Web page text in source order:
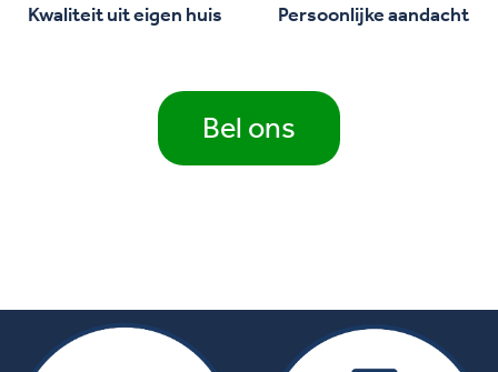
Kwaliteit uit eigen huis Persoonlijke aandacht
Bel ons